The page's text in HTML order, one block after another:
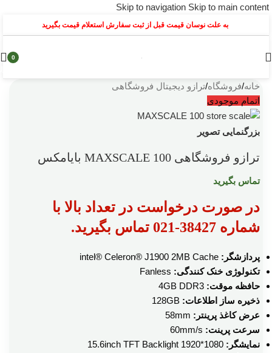
Skip to navigation Skip to main content
به علت نوسان قیمت قبل از ثبت سفارش استعلام قیمت بگیرید
0
خانه/فروشگاه/ترازو دیجیتال فروشگاهی
اتمام موجودی
بزرگنمایی تصویر
ترازو فروشگاهی MAXSCALE 100 بایامکس
تماس بگیرید
در صورت درخواست در تعداد بالا با
شماره 38427-021 تماس بگیرید.
پردازشگر: intel® Celeron® J1900 2MB Cache
تکنولوژی خنک کنندگی:
حافظه موقت: 4GB DDR3
ذخیره ساز اطلاعات: 128GB
عرض کاغذ پرینتر: 58mm
سرعت پرینت: 60mm/s
نمایشگر: 15.6inch TFT Backlight 1920*1080